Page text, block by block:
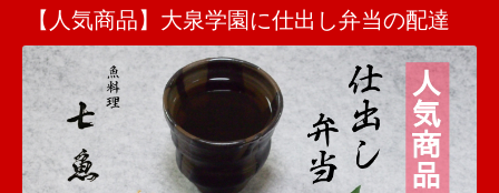
【人気商品】大泉学園に仕出し弁当の配達